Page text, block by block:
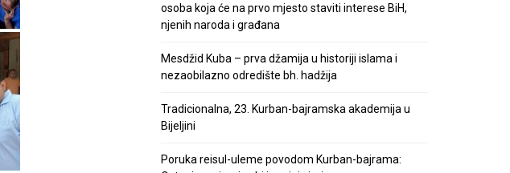
osoba koja će na prvo mjesto staviti interese BiH,
njenih naroda i građana
Mesdžid Kuba – prva džamija u historiji islama i
nezaobilazno odredište bh. hadžija
Tradicionalna, 23. Kurban-bajramska akademija u
Bijeljini
Poruka reisul-uleme povodom Kurban-bajrama: